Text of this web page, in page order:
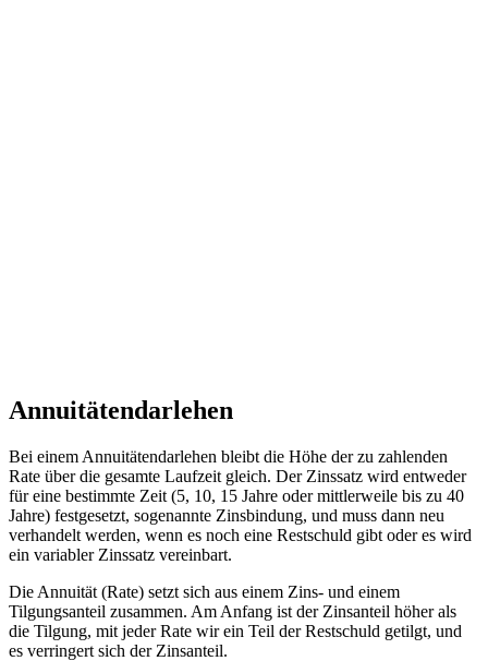
Annuitätendarlehen
Bei einem Annuitätendarlehen bleibt die Höhe der zu zahlenden
Rate über die gesamte Laufzeit gleich. Der Zinssatz wird entweder
für eine bestimmte Zeit (5, 10, 15 Jahre oder mittlerweile bis zu 40
Jahre) festgesetzt, sogenannte Zinsbindung, und muss dann neu
verhandelt werden, wenn es noch eine Restschuld gibt oder es wird
ein variabler Zinssatz vereinbart.
Die Annuität (Rate) setzt sich aus einem Zins- und einem
Tilgungsanteil zusammen. Am Anfang ist der Zinsanteil höher als
die Tilgung, mit jeder Rate wir ein Teil der Restschuld getilgt, und
es verringert sich der Zinsanteil.